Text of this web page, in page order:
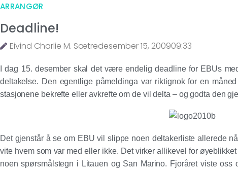
ARRANGØR
Deadline!
Eivind Charlie M. Sætredesember 15, 200909:33
I dag 15. desember skal det være endelig deadline for EBUs
deltakelse. Den egentlige påmeldinga var riktignok for en
stasjonene bekrefte eller avkrefte om de vil delta – og godta den
Det gjenstår å se om EBU vil slippe noen deltakerliste allerede
vite hvem som var med eller ikke. Det virker allikevel for
noen spørsmålstegn i Litauen og San Marino. Fjoråret viste oss